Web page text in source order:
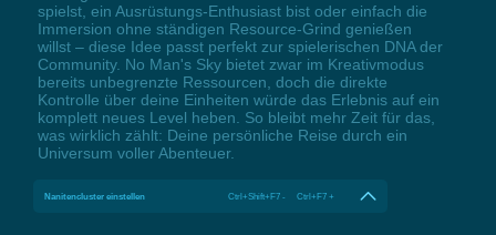
spielst, ein Ausrüstungs-Enthusiast bist oder einfach die
Immersion ohne ständigen Resource-Grind genießen
willst – diese Idee passt perfekt zur spielerischen DNA der
Community. No Man's Sky bietet zwar im Kreativmodus
bereits unbegrenzte Ressourcen, doch die direkte
Kontrolle über deine Einheiten würde das Erlebnis auf ein
komplett neues Level heben. So bleibt mehr Zeit für das,
was wirklich zählt: Deine persönliche Reise durch ein
Universum voller Abenteuer.
Nanitencluster einstellen Ctrl+Shift+F7 - Ctrl+F7 +